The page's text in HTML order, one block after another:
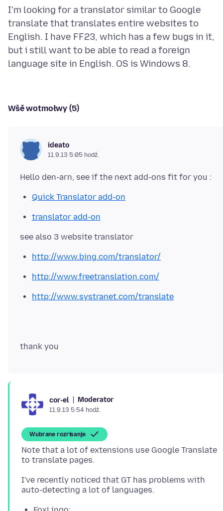
I'm looking for a translator similar to Google
translate that translates entire websites to
English. I have FF23, which has a few bugs in it,
but i still want to be able to read a foreign
Wšě wotmołwy (5)
ideato
11.9.13 5:05 hodź.
Quick Translator add-on
translator add-on
http://www.bing.com/translator/
http://www.freetranslation.com/
http://www.systranet.com/translate
cor-el Moderator
11.9.13 5:54 hodź.
Wubrane rozrisanje
Note that a lot of extensions use Google Translate
to translate pages.
I've recently noticed that GT has problems with